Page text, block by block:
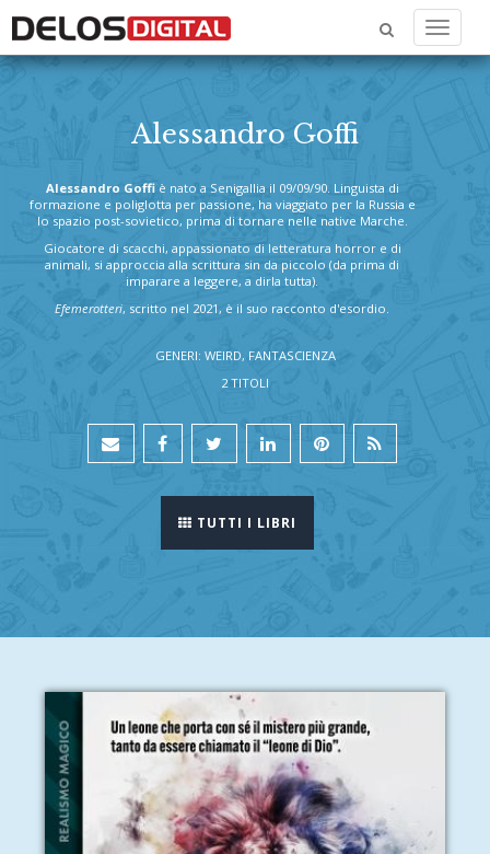
Menu
Alessandro Goffi
Alessandro Goffiè nato a Senigallia il 09/09/90. Linguista di
formazione e poliglotta per passione, ha viaggiato per la Russia e
lo spazio post-sovietico, prima di tornare nelle native Marche.
Giocatore di scacchi, appassionato di letteratura horror e di
animali, si approccia alla scrittura sin da piccolo (da prima di
imparare a leggere, a dirla tutta).
Efemerotteri, scritto nel 2021, è il suo racconto d'esordio.
GENERI: WEIRD, FANTASCIENZA
2 TITOLI
TUTTI I LIBRI